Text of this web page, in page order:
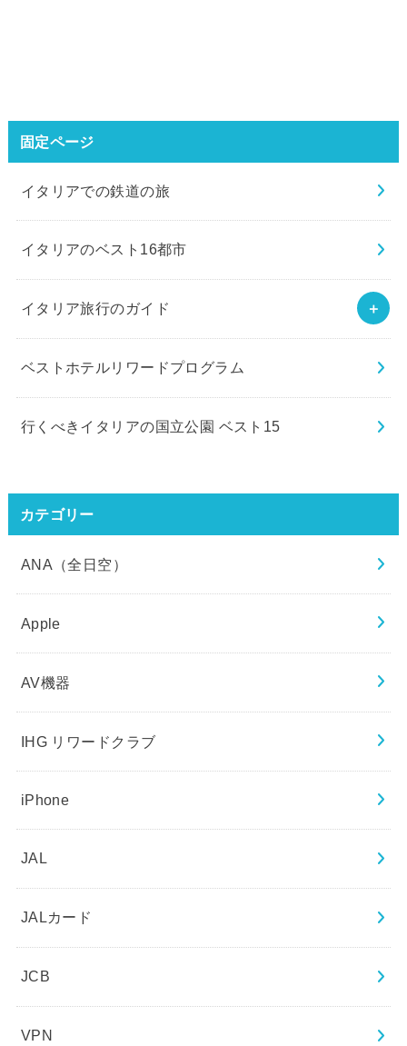
固定ページ
イタリアでの鉄道の旅
イタリアのベスト16都市
イタリア旅行のガイド
ベストホテルリワードプログラム
行くべきイタリアの国立公園 ベスト15
カテゴリー
ANA（全日空）
Apple
AV機器
IHG リワードクラブ
iPhone
JAL
JALカード
JCB
VPN